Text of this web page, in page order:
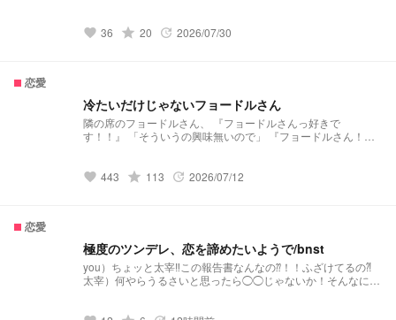
favorite 36 grade 20 update 2026/07/30
恋愛
冷たいだけじゃないフョードルさん
隣の席のフョードルさん、 『フョードルさんっ好きで
す！！』 「そういうの興味無いので」 『フョードルさん！！
ました」 『そんな事言いながら毎日してくれてますよ
favorite 443 grade 113 update 2026/07/12
恋愛
極度のツンデレ、恋を諦めたいようで/bnst
you）ちょッと太宰‼︎この報告書なんなの⁇！！ふざけてるの⁈
太宰）何やらうるさいと思ったら◯◯じゃないか！そんなにス